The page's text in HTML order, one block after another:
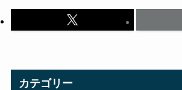
カテゴリー